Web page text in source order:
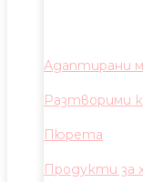
Адаптирани
Разтворими
Пюрета
Продукти за